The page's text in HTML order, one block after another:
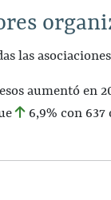
las
aumentó en
6,9% con 637